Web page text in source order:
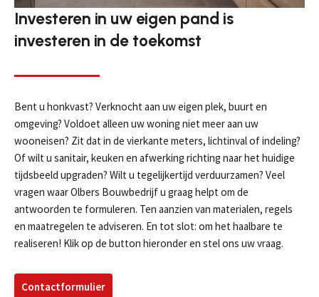
Investeren in uw eigen pand is
investeren in de toekomst
Bent u honkvast? Verknocht aan uw eigen plek, buurt en
omgeving? Voldoet alleen uw woning niet meer aan uw
wooneisen? Zit dat in de vierkante meters, lichtinval of indeling?
Of wilt u sanitair, keuken en afwerking richting naar het huidige
tijdsbeeld upgraden? Wilt u tegelijkertijd verduurzamen? Veel
vragen waar Olbers Bouwbedrijf u graag helpt om de
antwoorden te formuleren. Ten aanzien van materialen, regels
en maatregelen te adviseren. En tot slot: om het haalbare te
realiseren! Klik op de button hieronder en stel ons uw vraag.
Contactformulier
Ja, ik wil nieuws ontvangen